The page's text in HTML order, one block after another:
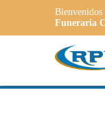
Bienvenidos
Funeraria